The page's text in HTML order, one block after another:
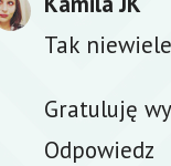
Tak
Gratuluję
Odpowiedz